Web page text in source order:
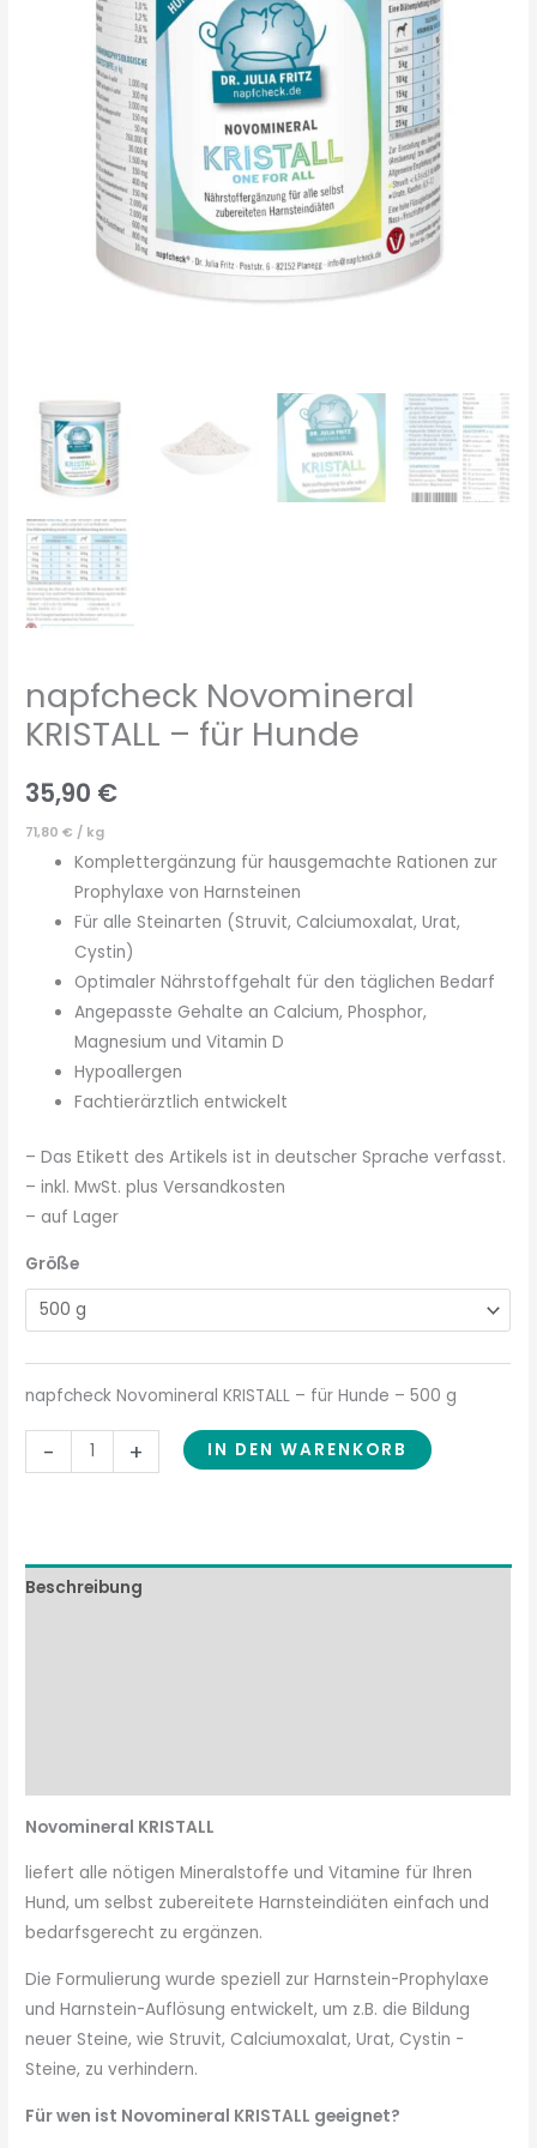
napfcheck Novomineral
KRISTALL – für Hunde
35,90 €
71,80€ / kg
Komplettergänzung für hausgemachte Rationen zur
Prophylaxe von Harnsteinen
Für alle Steinarten (Struvit, Calciumoxalat, Urat,
Cystin)
Optimaler Nährstoffgehalt für den täglichen Bedarf
Angepasste Gehalte an Calcium, Phosphor,
Magnesium und Vitamin D
Hypoallergen
Fachtierärztlich entwickelt
– Das Etikett des Artikels ist in deutscher Sprache verfasst.
– inkl. MwSt. plus Versandkosten
– auf Lager
Größe
napfcheck Novomineral KRISTALL – für Hunde – 500 g
- + IN DEN WARENKORB
Beschreibung
Novomineral KRISTALL
liefert alle nötigen Mineralstoffe und Vitamine für Ihren
Hund, um selbst zubereitete Harnsteindiäten einfach und
bedarfsgerecht zu ergänzen.
Die Formulierung wurde speziell zur Harnstein-Prophylaxe
und Harnstein-Auflösung entwickelt, um z.B. die Bildung
neuer Steine, wie Struvit, Calciumoxalat, Urat, Cystin -
Steine, zu verhindern.
Für wen ist Novomineral KRISTALL geeignet?